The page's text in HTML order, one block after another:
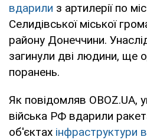
вдарили з артилерії по
Селидівської міської
району Донеччини.
загинули дві людини, ще
поранень.
Як повідомляв OBOZ.UA,
війська РФ вдарили
об'єктах інфраструктури